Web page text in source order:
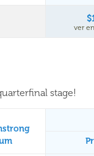
ver
stage!